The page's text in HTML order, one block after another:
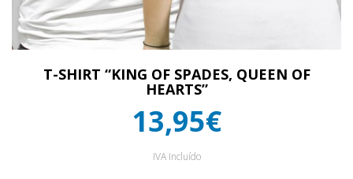
T-SHIRT “KING OF SPADES, QUEEN OF
HEARTS”
13,95€
IVA Incluído